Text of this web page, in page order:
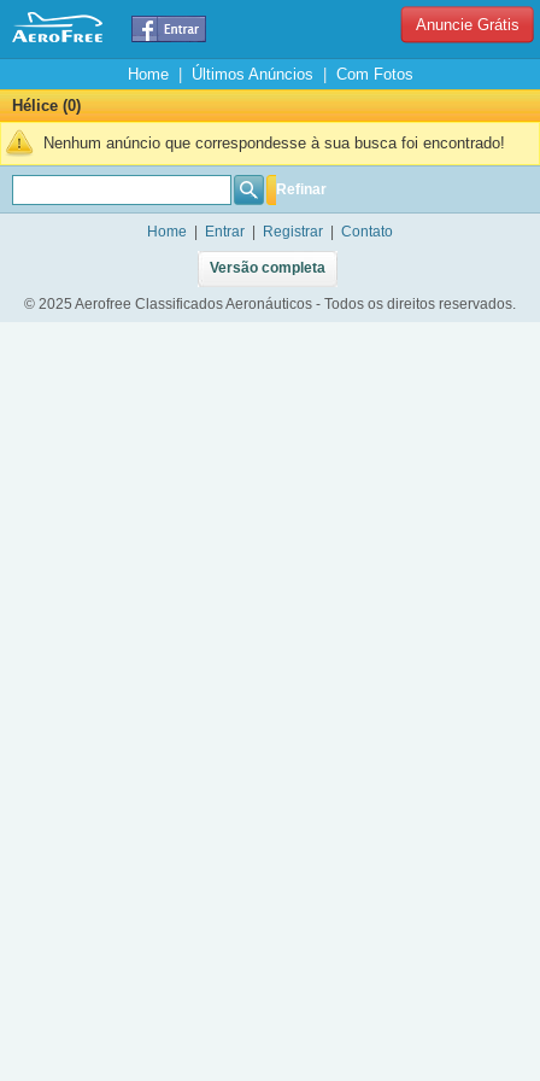
Anuncie Grátis
Home| Últimos Anúncios
Com Fotos
Hélice (0)
Nenhum anúncio que correspondesse à sua busca foi encontrado!
Refinar
Home Entrar Registrar Contato
Versão completa
© 2025 Aerofree Classificados Aeronáuticos - Todos os direitos reservados.